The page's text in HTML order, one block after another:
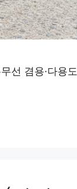
선 겸용·다용도